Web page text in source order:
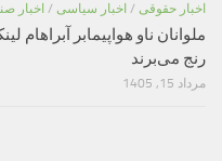
اخبار حقوقی / اخبار سیاسی / اخبار
ملوانان ناو هواپیمابر
رنج می‌برند
مرداد 15, 1405